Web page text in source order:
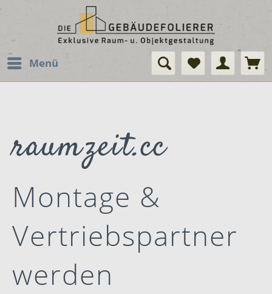
Menü
raumzeit.cc
Montage &
Vertriebspartner
werden